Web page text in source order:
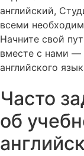
английский,
всеми
Начните свой
вместе с нами —
английского
Часто
об